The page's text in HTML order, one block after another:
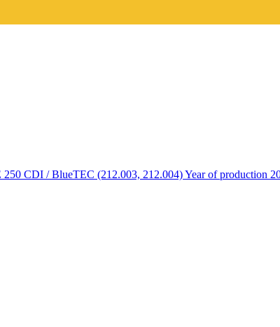
CDI / BlueTEC (212.003, 212.004) Year of production